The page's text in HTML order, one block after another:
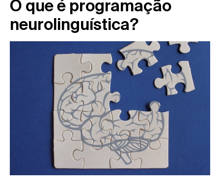
O que é programação
neurolinguística?